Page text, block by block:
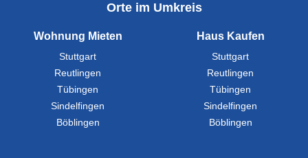
Orte im Umkreis
Wohnung Mieten
Stuttgart
Reutlingen
Tübingen
Sindelfingen
Böblingen
Haus Kaufen
Stuttgart
Reutlingen
Tübingen
Sindelfingen
Böblingen